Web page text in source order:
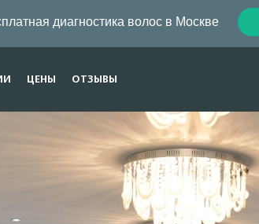
диагностика волос в Москве
ЦЕНЫ ОТЗЫВЫ